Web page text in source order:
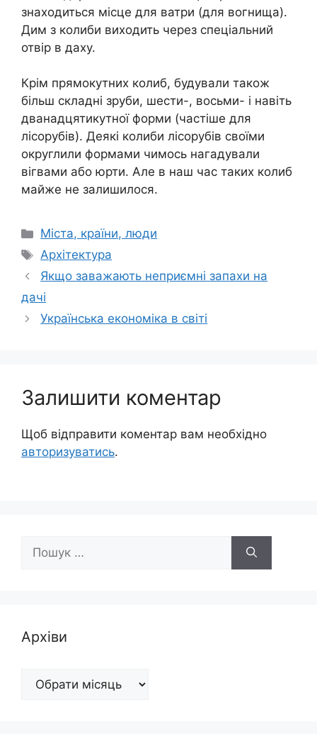
знаходиться місце для ватри (для вогнища).
Дим з колиби виходить через спеціальний
отвір в даху.
Крім прямокутних колиб, будували також
більш складні зруби, шести-, восьми- і навіть
дванадцятикутної форми (частіше для
лісорубів). Деякі колиби лісорубів своїми
округлили формами чимось нагадували
вігвами або юрти. Але в наш час таких колиб
майже не залишилося.
Категорії
Міста, країни, люди
Позначки
Архітектура
Якщо заважають неприємні запахи на
дачі
Українська економіка в світі
Залишити коментар
Щоб відправити коментар вам необхідно
авторизуватись.
Архіви
Архіви